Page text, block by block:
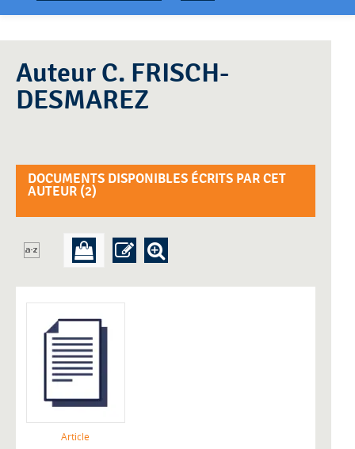
Auteur C. FRISCH-
DESMAREZ
DOCUMENTS DISPONIBLES ÉCRITS PAR CET
AUTEUR (2)
Article